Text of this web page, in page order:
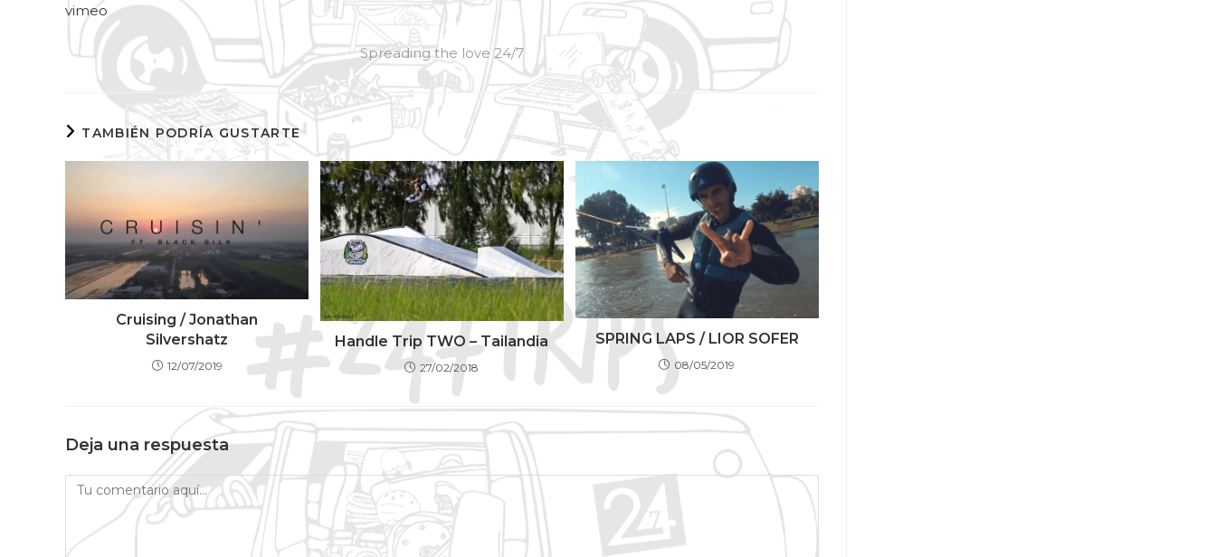
vimeo
Spreading the love 24/7
TAMBIÉN PODRÍA GUSTARTE
Cruising / Jonathan
Silvershatz
12/07/2019
Handle Trip TWO – Tailandia
27/02/2018
SPRING LAPS / LIOR SOFER
08/05/2019
Deja una respuesta